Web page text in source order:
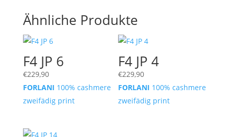
Ähnliche Produkte
F4 JP 6
€229,90
FORLANI 100% cashmere
zweifädig print
F4 JP 4
€229,90
FORLANI 100% cashmere
zweifädig print